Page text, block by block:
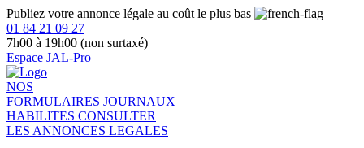
Publiez votre annonce légale au coût le plus bas
01 84 21 09 27
7h00 à 19h00 (non surtaxé)
Espace JAL-Pro
NOS
FORMULAIRES JOURNAUX
HABILITES CONSULTER
LES ANNONCES LEGALES